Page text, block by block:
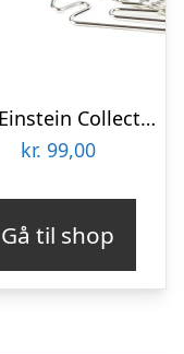
The Einstein Collection – Fish Puzzle
kr. 99,00
Gå til shop